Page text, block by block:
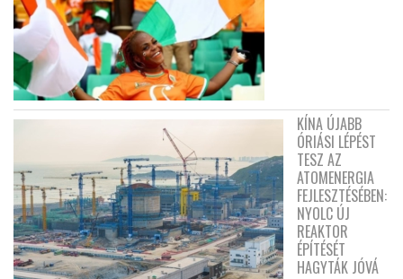
KÍNA ÚJABB
ÓRIÁSI LÉPÉST
TESZ AZ
ATOMENERGIA
FEJLESZTÉSÉBEN:
NYOLC ÚJ
REAKTOR
ÉPÍTÉSÉT
HAGYTÁK JÓVÁ